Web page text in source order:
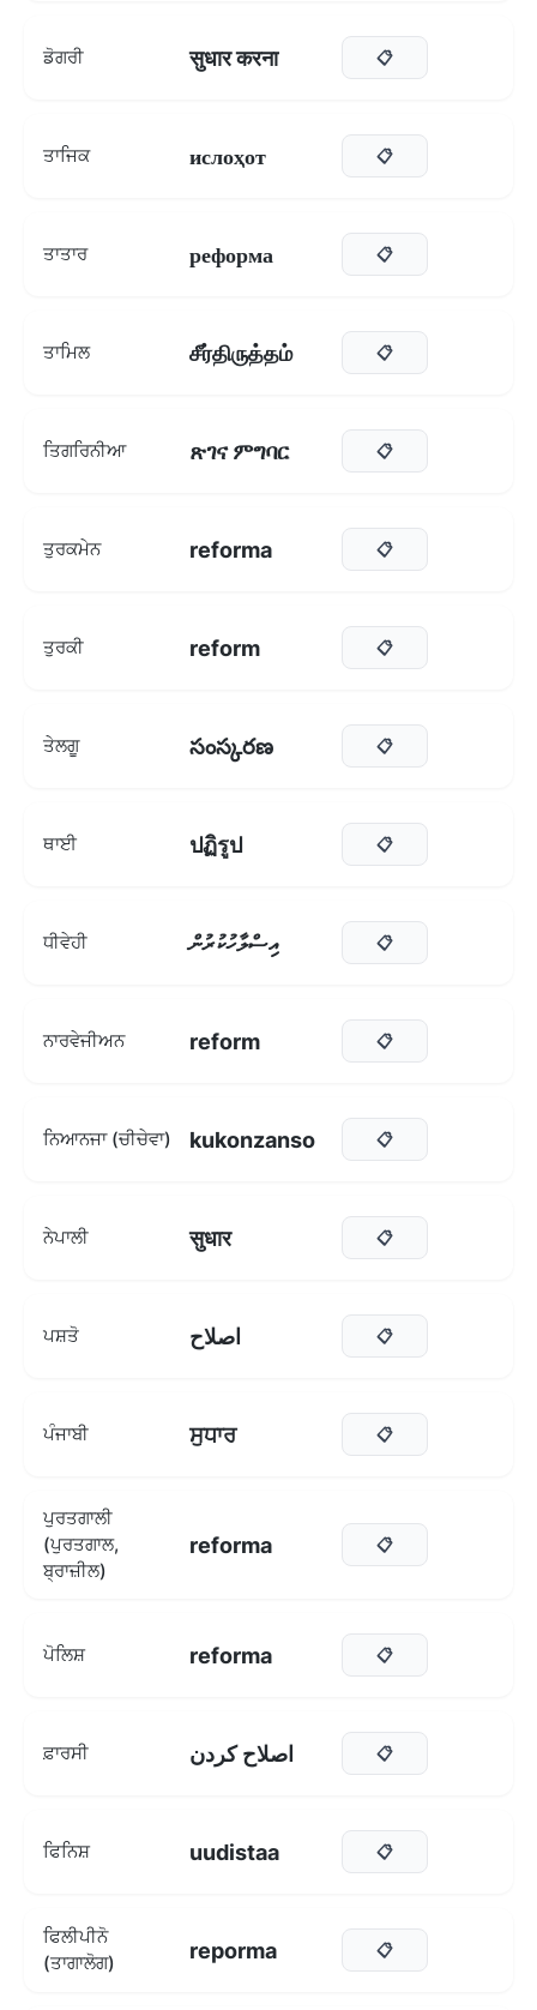
ਡੋਗਰੀ सुधार करना 📋
ਤਾਜਿਕ ислоҳот 📋
ਤਾਤਾਰ реформа 📋
ਤਾਮਿਲ சீர்திருத்தம் 📋
ਤਿਗਰਿਨੀਆ ጽገና ምግባር 📋
ਤੁਰਕਮੇਨ reforma 📋
ਤੁਰਕੀ reform 📋
ਤੇਲਗੂ సంస్కరణ 📋
ਥਾਈ ปฏิรูป 📋
ਧੀਵੇਹੀ އިސްލާހުކުރުން 📋
ਨਾਰਵੇਜੀਅਨ reform 📋
ਨਿਆਨਜਾ (ਚੀਚੇਵਾ) kukonzanso 📋
ਨੇਪਾਲੀ सुधार 📋
ਪਸ਼ਤੋ اصلاح 📋
ਪੰਜਾਬੀ ਸੁਧਾਰ 📋
ਪੁਰਤਗਾਲੀ
(ਪੁਰਤਗਾਲ,
ਬ੍ਰਾਜ਼ੀਲ)
reforma 📋
ਪੋਲਿਸ਼ reforma 📋
ਫ਼ਾਰਸੀ اصلاح کردن 📋
ਫਿਨਿਸ਼ uudistaa 📋
ਫਿਲੀਪੀਨੋ
(ਤਾਗਾਲੋਗ)
reporma 📋